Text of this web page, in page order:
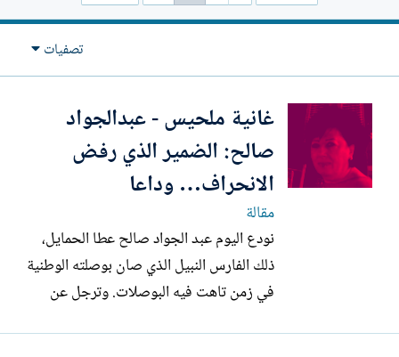
ن
ب
تصفيات
غانية ملحيس - عبدالجواد
صالح: الضمير الذي رفض
الانحراف… وداعا
مقالة
نودع اليوم عبد الجواد صالح عطا الحمايل،
ذلك الفارس النبيل الذي صان بوصلته الوطنية
في زمن تاهت فيه البوصلات. وترجل عن